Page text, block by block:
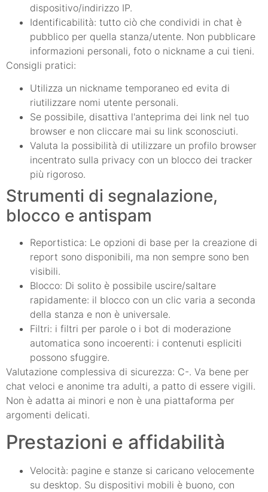
dispositivo/indirizzo IP.
Identificabilità: tutto ciò che condividi in chat è
pubblico per quella stanza/utente. Non pubblicare
informazioni personali, foto o nickname a cui tieni.
Consigli pratici:
Utilizza un nickname temporaneo ed evita di
riutilizzare nomi utente personali.
Se possibile, disattiva l'anteprima dei link nel tuo
browser e non cliccare mai su link sconosciuti.
Valuta la possibilità di utilizzare un profilo browser
incentrato sulla privacy con un blocco dei tracker
più rigoroso.
Strumenti di segnalazione,
blocco e antispam
Reportistica: Le opzioni di base per la creazione di
report sono disponibili, ma non sempre sono ben
visibili.
Blocco: Di solito è possibile uscire/saltare
rapidamente: il blocco con un clic varia a seconda
della stanza e non è universale.
Filtri: i filtri per parole o i bot di moderazione
automatica sono incoerenti: i contenuti espliciti
possono sfuggire.
Valutazione complessiva di sicurezza: C-. Va bene per
chat veloci e anonime tra adulti, a patto di essere vigili.
Non è adatta ai minori e non è una piattaforma per
argomenti delicati.
Prestazioni e affidabilità
Velocità: pagine e stanze si caricano velocemente
su desktop. Su dispositivi mobili è buono, con